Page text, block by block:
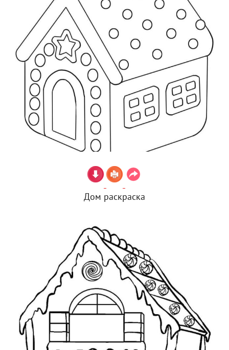
Дом раскраска